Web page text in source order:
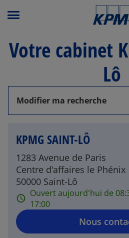
Menu principal
Votre cabinet
Lô
Modifier ma recherche
KPMG SAINT-LÔ
1283 Avenue de Paris
Centre d'affaires le Phénix
50000 Saint-Lô
Ouvert aujourd'hui de
17:00
Nous